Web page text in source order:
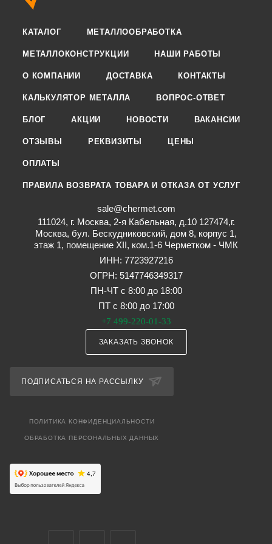
КАТАЛОГ МЕТАЛЛООБРАБОТКА
МЕТАЛЛОКОНСТРУКЦИИ НАШИ РАБОТЫ
О КОМПАНИИ ДОСТАВКА КОНТАКТЫ
КАЛЬКУЛЯТОР МЕТАЛЛА ВОПРОС-ОТВЕТ
БЛОГ АКЦИИ НОВОСТИ ВАКАНСИИ
ОТЗЫВЫ РЕКВИЗИТЫ ЦЕНЫ
ОПЛАТЫ
ПРАВИЛА ВОЗВРАТА ТОВАРА И ОТКАЗА ОТ УСЛУГ
sale@chermet.com
111024, г. Москва, 2-я Кабельная, д.10 127474,г.
Москва, бул. Бескудниковский, дом 8, корпус 1,
этаж 1, помещение XII, ком.1-6 Черметком - ЧМК
ИНН: 7723927216
ОГРН: 5147746349317
ПН-ЧТ с 8:00 до 18:00
ПТ с 8:00 до 17:00
+7 499-220-01-33
ЗАКАЗАТЬ ЗВОНОК
ПОДПИСАТЬСЯ НА РАССЫЛКУ
ПОЛИТИКА КОНФИДЕНЦИАЛЬНОСТИ
ОБРАБОТКА ПЕРСОНАЛЬНЫХ ДАННЫХ